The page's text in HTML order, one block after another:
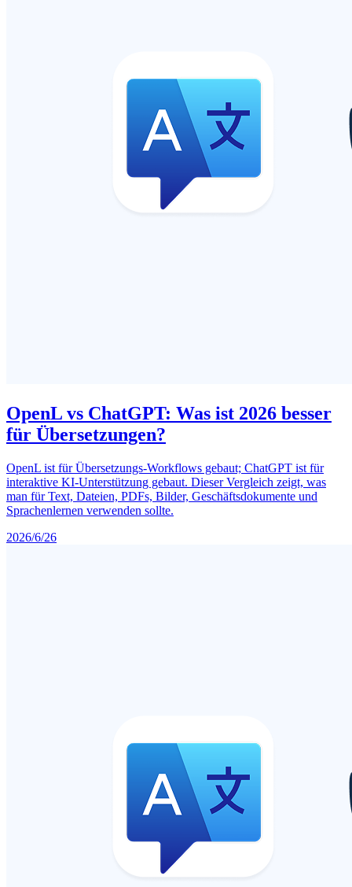
OpenL vs ChatGPT: Was ist 2026 besser
für Übersetzungen?
OpenL ist für Übersetzungs-Workflows gebaut; ChatGPT ist für
interaktive KI-Unterstützung gebaut. Dieser Vergleich zeigt, was
man für Text, Dateien, PDFs, Bilder, Geschäftsdokumente und
Sprachenlernen verwenden sollte.
2026/6/26